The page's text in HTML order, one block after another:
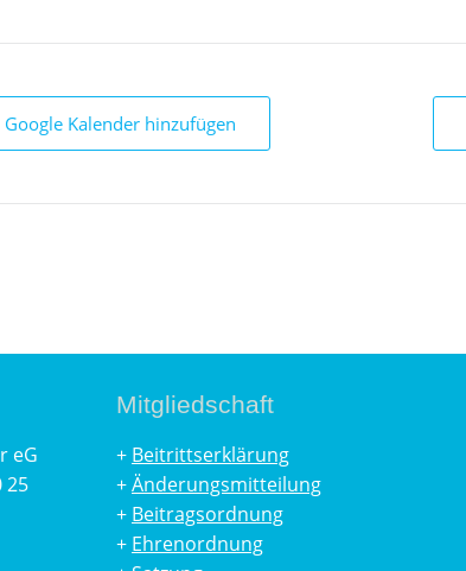
Google Kalender hinzufügen
eG
25
Mitgliedschaft
+ Beitrittserklärung
+Änderungsmitteilung
+ Beitragsordnung
+ Ehrenordnung